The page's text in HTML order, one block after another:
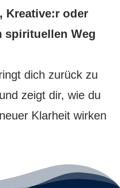
Kreative:r oder
spirituellen Weg
dich zurück zu
zeigt dir, wie du
Klarheit wirken